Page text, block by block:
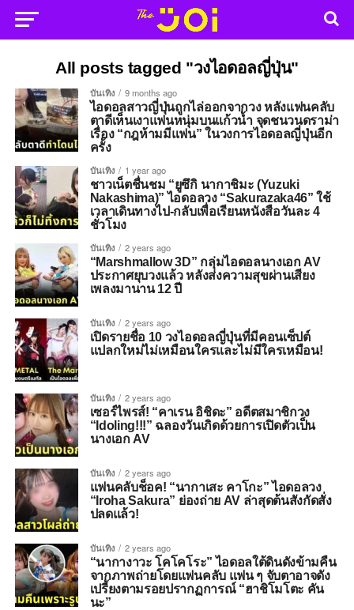
All posts tagged "วงไอดอลญี่ปุ่น"
บันเทิง 9 months ago
ไอดอลสาวญี่ปุ่นถูกไล่ออกจากวง หลังแฟนคลับ
ตาดีเห็นเงาแฟนหนุ่มบนแก้วน้ำ จุดชนวนดราม่า
เรื่อง “กฎห้ามมีแฟน” ในวงการไอดอลญี่ปุ่นอีก
ครั้ง
บันเทิง 1 year ago
ชาวเน็ตชื่นชม “ยูซึกิ นากาชิมะ (Yuzuki
Nakashima)” ไอดอลวง “Sakurazaka46” ใช้
เวลาเดินทางไป-กลับเพื่อเรียนหนังสือวันละ 4
ชั่วโมง
บันเทิง 2 years ago
“Marshmallow 3D” กลุ่มไอดอลนางเอก AV
ประกาศยุบวงแล้ว หลังส่งความสุขผ่านเสียง
เพลงมานาน 12 ปี
บันเทิง 2 years ago
เปิดรายชื่อ 10 วงไอดอลญี่ปุ่นที่มีคอนเซ็ปต์
แปลกใหม่ไม่เหมือนใครและไม่มีใครเหมือน!
บันเทิง 2 years ago
เซอร์ไพรส์! “คาเรน อิชิดะ” อดีตสมาชิกวง
“Idoling!!!” ฉลองวันเกิดด้วยการเปิดตัวเป็น
นางเอก AV
บันเทิง 2 years ago
แฟนคลับช็อค! “นากาเสะ คาโกะ” ไอดอลวง
“Iroha Sakura” ย่องถ่าย AV ล่าสุดต้นสังกัดสั่ง
ปลดแล้ว!
บันเทิง 2 years ago
“นากางาวะ โคโคโระ” ไอดอลใต้ดินดังข้ามคืน
จากภาพถ่ายโดยแฟนคลับ แฟน ๆ จับตาอาจดัง
เปรี้ยงตามรอยปรากฏการณ์ “ฮาชิโมโตะ คัน
นะ”